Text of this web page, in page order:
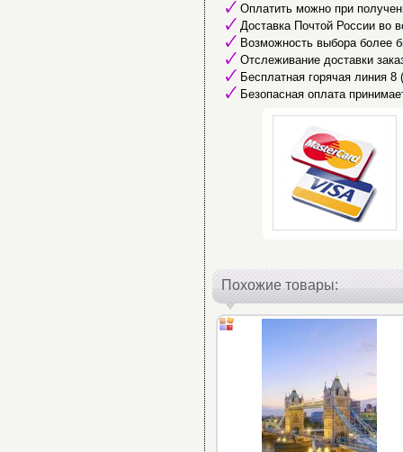
Оплатить можно при
Доставка Почтой России во
Возможность выбора более
Отслеживание доставки
Бесплатная горячая линия
Безопасная оплата
Похожие товары: